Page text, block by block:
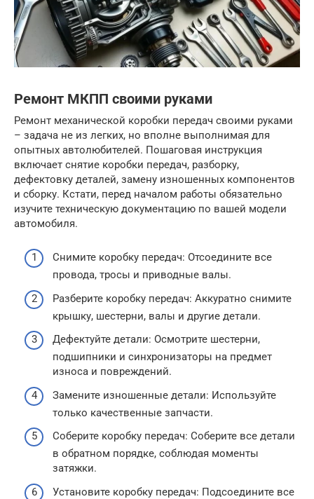
Ремонт МКПП своими руками
Ремонт механической коробки передач своими руками
– задача не из легких, но вполне выполнимая для
опытных автолюбителей. Пошаговая инструкция
включает снятие коробки передач, разборку,
дефектовку деталей, замену изношенных компонентов
и сборку. Кстати, перед началом работы обязательно
изучите техническую документацию по вашей модели
автомобиля.
Снимите коробку передач: Отсоедините все
провода, тросы и приводные валы.
Разберите коробку передач: Аккуратно снимите
крышку, шестерни, валы и другие детали.
Дефектуйте детали: Осмотрите шестерни,
подшипники и синхронизаторы на предмет
износа и повреждений.
Замените изношенные детали: Используйте
только качественные запчасти.
Соберите коробку передач: Соберите все детали
в обратном порядке, соблюдая моменты
затяжки.
Установите коробку передач: Подсоедините все